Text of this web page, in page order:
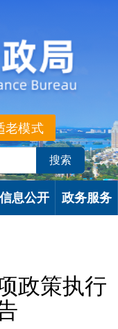
老模式
信息公开 政务服务
政策执行